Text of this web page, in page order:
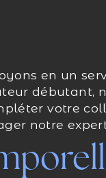
en un
débutant,
votre
notre